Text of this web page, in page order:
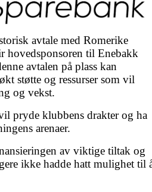
avtale med Romerike
hovedsponsoren til Enebakk
avtalen på plass kan
støtte og ressurser som vil
og vekst.
pryde klubbens drakter og ha
arenaer.
av viktige tiltak og
ikke hadde hatt mulighet til